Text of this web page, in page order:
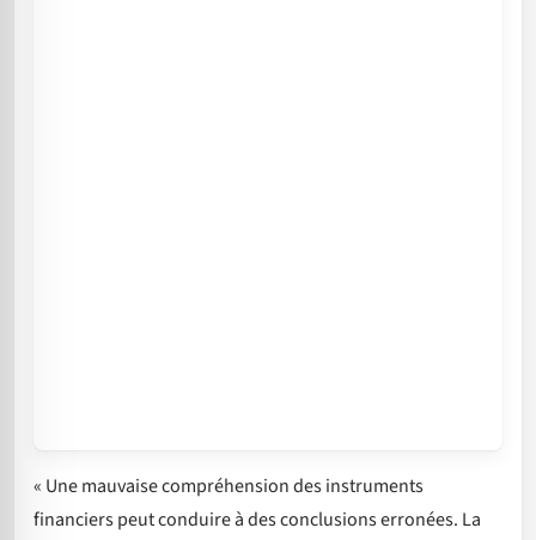
« Une mauvaise compréhension des instruments
financiers peut conduire à des conclusions erronées. La